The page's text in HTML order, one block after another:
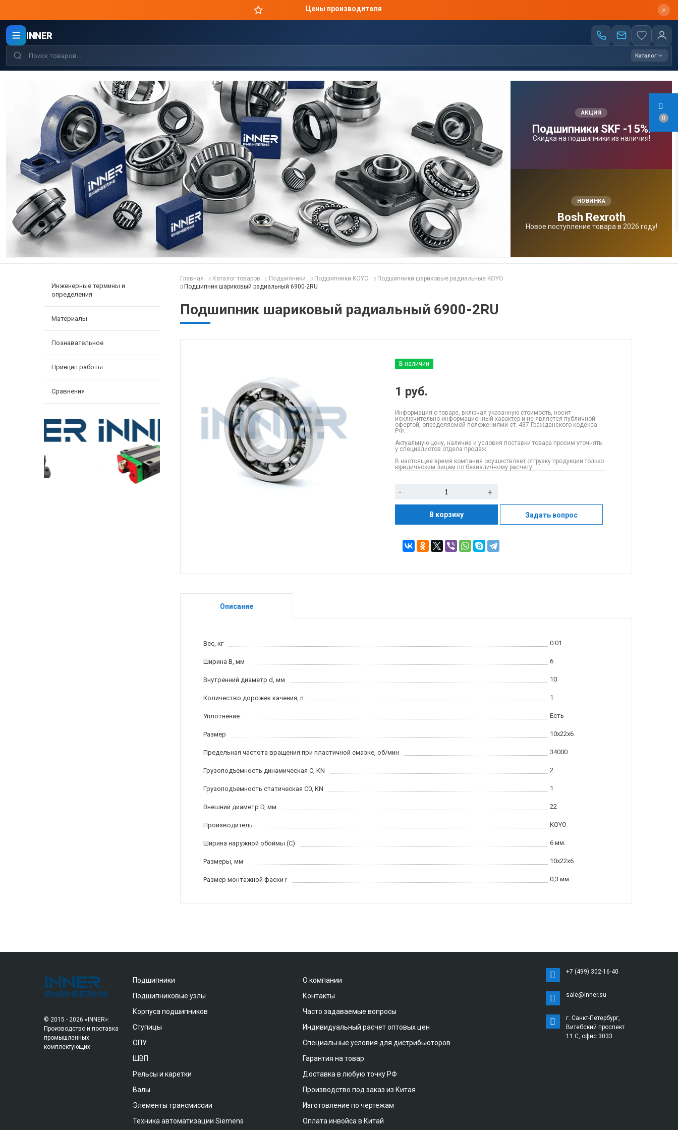
0
Оригинальная продукция в короткие сроки
INNER
Каталог
АКЦИЯ
Подшипники SKF -15%!
Скидка на подшипники из наличия!
НОВИНКА
Bosh Rexroth
Новое поступление товара в 2026 году!
Инженерные термины и
определения
Материалы
Познавательное
Принцип работы
Сравнения
Главная Каталог товаров Подшипники Подшипники KOYO
Подшипники шариковые радиальные KOYO
Подшипник шариковый радиальный 6900-2RU
Подшипник шариковый радиальный 6900-2RU
В наличии
1 руб.
Информация о товаре, включая указанную стоимость, носит
исключительно информационный характер и не является публичной
офертой, определяемой положениями ст. 437 Гражданского кодекса
РФ.
Актуальную цену, наличие и условия поставки товара просим уточнять
у специалистов отдела продаж.
В настоящее время компания осуществляет отгрузку продукции только
юридическим лицам по безналичному расчету.
- +
В корзину Задать вопрос
Описание
Вес, кг 0.01
Ширина B, мм 6
Внутренний диаметр d, мм 10
Количество дорожек качения, n 1
Уплотнение Есть
Размер 10x22x6
Предельная частота вращения при пластичной смазке, об/мин 34000
Грузоподъемность динамическая C, KN 2
Грузоподъемность статическая C0, KN 1
Внешний диаметр D, мм 22
Производитель KOYO
Ширина наружной обоймы (C) 6 мм.
Размеры, мм 10x22x6
Размер монтажной фаски r 0,3 мм.
© 2015 - 2026 «INNER»:
Производство и поставка
промышленных
комплектующих
Подшипники
Подшипниковые узлы
Корпуса подшипников
Ступицы
ОПУ
ШВП
Рельсы и каретки
Валы
Элементы трансмиссии
Техника автоматизации Siemens
О компании
Контакты
Часто задаваемые вопросы
Индивидуальный расчет оптовых цен
Специальные условия для дистрибьюторов
Гарантия на товар
Доставка в любую точку РФ
Производство под заказ из Китая
Изготовление по чертежам
Оплата инвойса в Китай
+7 (499) 302-16-40
sale@inner.su
г. Санкт-Петербург,
Витебский проспект
11 С, офис 3033